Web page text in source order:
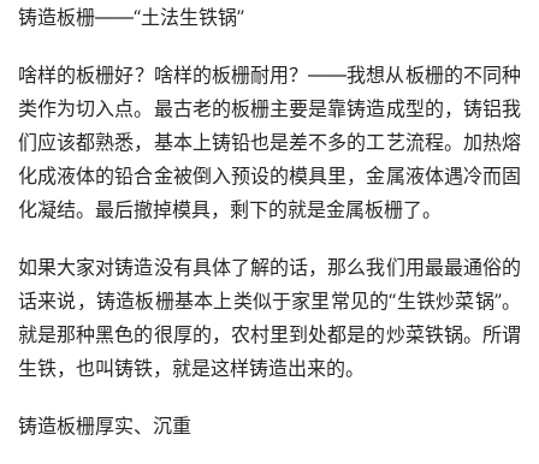
铸造板栅——“土法生铁锅”
啥样的板栅好？啥样的板栅耐用？——我想从板栅的不同种
类作为切入点。最古老的板栅主要是靠铸造成型的，铸铝我
们应该都熟悉，基本上铸铅也是差不多的工艺流程。加热熔
化成液体的铅合金被倒入预设的模具里，金属液体遇冷而固
化凝结。最后撤掉模具，剩下的就是金属板栅了。
如果大家对铸造没有具体了解的话，那么我们用最最通俗的
话来说，铸造板栅基本上类似于家里常见的“生铁炒菜锅”。
就是那种黑色的很厚的，农村里到处都是的炒菜铁锅。所谓
生铁，也叫铸铁，就是这样铸造出来的。
铸造板栅厚实、沉重